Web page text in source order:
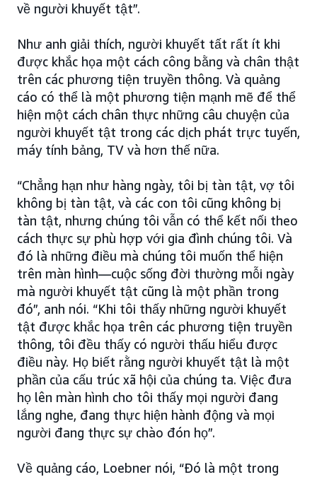
về người khuyết tật”.
Như anh giải thích, người khuyết tất rất ít khi
được khắc họa một cách công bằng và chân thật
trên các phương tiện truyền thông. Và quảng
cáo có thể là một phương tiện mạnh mẽ để thể
hiện một cách chân thực những câu chuyện của
người khuyết tật trong các dịch phát trực tuyến,
máy tính bảng, TV và hơn thế nữa.
“Chẳng hạn như hàng ngày, tôi bị tàn tật, vợ tôi
không bị tàn tật, và các con tôi cũng không bị
tàn tật, nhưng chúng tôi vẫn có thể kết nối theo
cách thực sự phù hợp với gia đình chúng tôi. Và
đó là những điều mà chúng tôi muốn thể hiện
trên màn hình—cuộc sống đời thường mỗi ngày
mà người khuyết tật cũng là một phần trong
đó”, anh nói. “Khi tôi thấy những người khuyết
tật được khắc họa trên các phương tiện truyền
thông, tôi đều thấy có người thấu hiểu được
điều này. Họ biết rằng người khuyết tật là một
phần của cấu trúc xã hội của chúng ta. Việc đưa
họ lên màn hình cho tôi thấy mọi người đang
lắng nghe, đang thực hiện hành động và mọi
người đang thực sự chào đón họ”.
Về quảng cáo, Loebner nói, “Đó là một trong